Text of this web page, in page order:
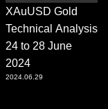
線）
XAuUSD Gold
Technical Analysis
24 to 28 June
2024
2024.06.29